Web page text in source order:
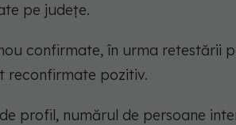
pe județe.
confirmate, în urma retestării
reconfirmate pozitiv.
profil, numărul de persoane